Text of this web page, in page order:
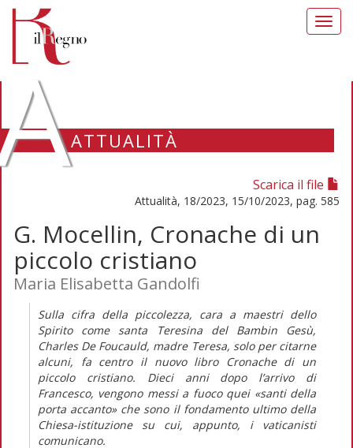
ATTUALITÀ
Scarica il file
Attualità, 18/2023, 15/10/2023, pag. 585
G. Mocellin, Cronache di un
piccolo cristiano
Maria Elisabetta Gandolfi
Sulla cifra della piccolezza, cara a maestri dello
Spirito come santa Teresina del Bambin Gesù,
Charles De Foucauld, madre Teresa, solo per citarne
alcuni, fa centro il nuovo libro Cronache di un
piccolo cristiano. Dieci anni dopo l’arrivo di
Francesco, vengono messi a fuoco quei «santi della
porta accanto» che sono il fondamento ultimo della
Chiesa-istituzione su cui, appunto, i vaticanisti
comunicano.